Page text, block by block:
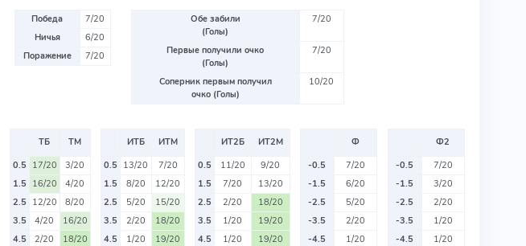
Победа
7/20
Ничья
6/20
Поражение
7/20
Обе забили
(Голы)
7/20
Первые получили очко
(Голы)
7/20
Соперник первым получил
очко (Голы)
10/20
ТБ
ТМ
0.5 17/20
3/20
1.5 16/20
4/20
2.5 12/20
8/20
3.5
4/20
16/20
4.5
2/20
18/20
ИТБ
ИТМ
0.5 13/20
7/20
1.5
8/20
12/20
2.5
5/20
15/20
3.5
2/20
18/20
4.5
1/20
19/20
ИТ2Б
ИТ2М
0.5
11/20
9/20
1.5
7/20
13/20
2.5
2/20
18/20
3.5
1/20
19/20
4.5
1/20
19/20
Ф
-0.5
7/20
-1.5
6/20
-2.5
5/20
-3.5
2/20
-4.5
1/20
Ф2
-0.5
7/20
-1.5
3/20
-2.5
2/20
-3.5
1/20
-4.5
1/20